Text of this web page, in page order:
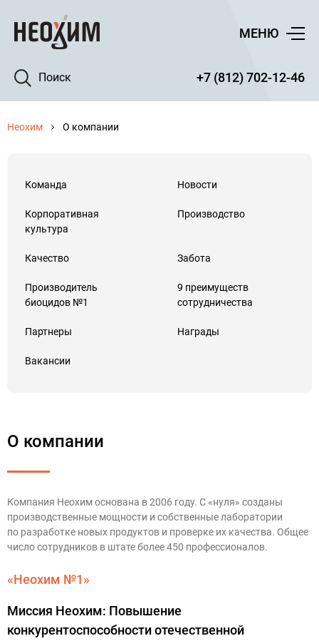
Поиск
МЕНЮ
+7 (812) 702-12-46
Неохим О компании
Команда Новости
Корпоративная
культура
Производство
Качество Забота
Производитель
биоцидов №1
9 преимуществ
сотрудничества
Партнеры Награды
Вакансии
О компании
Компания Неохим основана в 2006 году. С «нуля» созданы
производственные мощности и собственные лаборатории
по разработке новых продуктов и проверке их качества. Общее
число сотрудников в штате более 450 профессионалов.
«Неохим №1»
Миссия Неохим: Повышение
конкурентоспособности отечественной